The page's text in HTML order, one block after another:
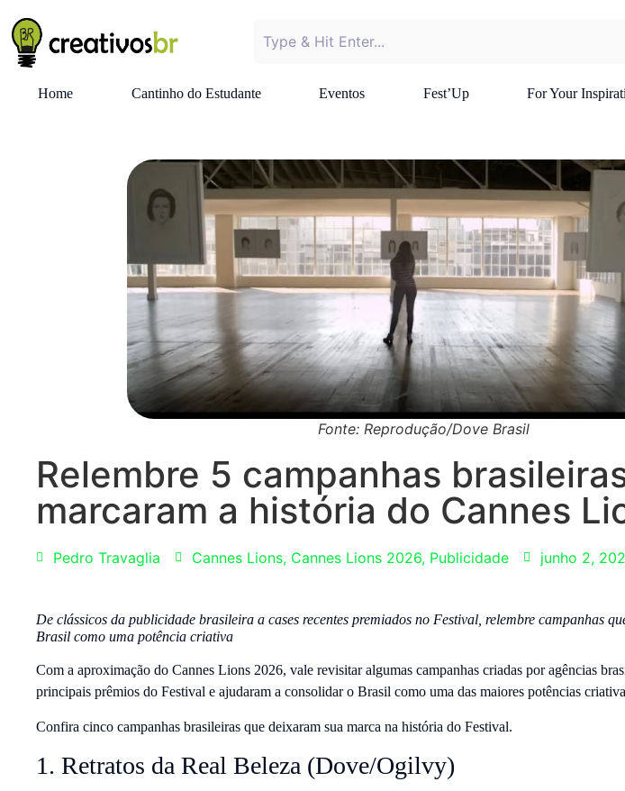
Home Cantinho do Estudante Eventos Fest’Up For Your
Fonte: Reprodução/Dove Brasil
Relembre 5 campanhas
marcaram a história do Cannes
Pedro Travaglia Cannes Lions, Cannes Lions 2026, Publicidade junho 2,
De clássicos da publicidade brasileira a cases recentes premiados no Festival, relembre campanhas
Brasil como uma potência criativa
Com a aproximação do Cannes Lions 2026, vale revisitar algumas campanhas criadas por agências
principais prêmios do Festival e ajudaram a consolidar o Brasil como uma das maiores potências
Confira cinco campanhas brasileiras que deixaram sua marca na história do Festival.
1. Retratos da Real Beleza (Dove/Ogilvy)